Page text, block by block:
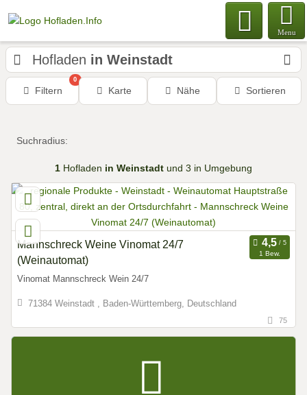
Menu
Hofladen in Weinstadt
Filtern
0
Karte Nähe Sortieren
Suchradius:
1 Hofladen in Weinstadt und 3 in Umgebung
Mannschreck Weine Vinomat 24/7
(Weinautomat)
1 Bew.
Vinomat Mannschreck Wein 24/7
71384 Weinstadt , Baden-Württemberg, Deutschland
75